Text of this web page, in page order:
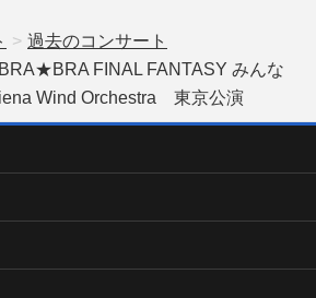
過去のコンサート
FINAL FANTASY みんな
Wind Orchestra 東京公演